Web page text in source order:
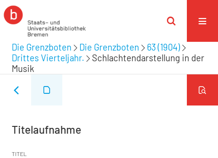
Die Grenzboten Die Grenzboten
63 (1904)
Drittes Vierteljahr.
Schlachtendarstellung in der
Musik
Titelaufnahme
TITEL